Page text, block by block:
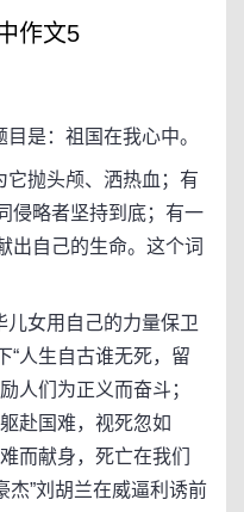
作文5
是：祖国在我心中。
抛头颅、洒热血；有
侵略者坚持到底；有一
出自己的生命。这个词
女用自己的力量保卫
“人生自古谁无死，留
人们为正义而奋斗；
赴国难，视死忽如
而献身，死亡在我们
杰”刘胡兰在威逼利诱前